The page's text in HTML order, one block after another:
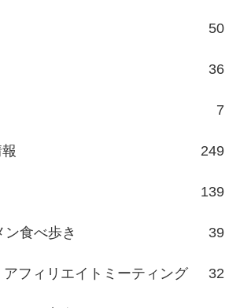
50
36
7
249
139
食べ歩き 39
フィリエイトミーティング 32